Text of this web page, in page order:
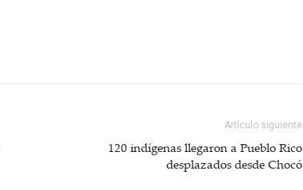
Artículo siguiente
120 indígenas llegaron a Pueblo Rico
desplazados desde Chocó